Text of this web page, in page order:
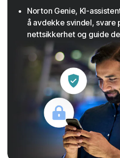
Norton Genie, KI-
å avdekke svindel, svare
nettsikkerhet og guide